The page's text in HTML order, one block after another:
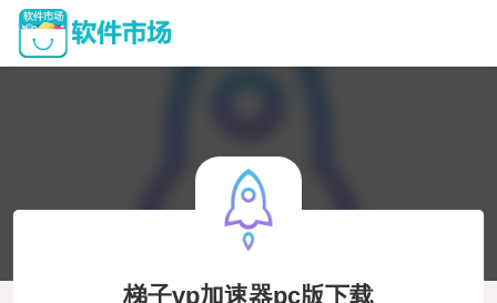
梯子vp加速器pc版下载